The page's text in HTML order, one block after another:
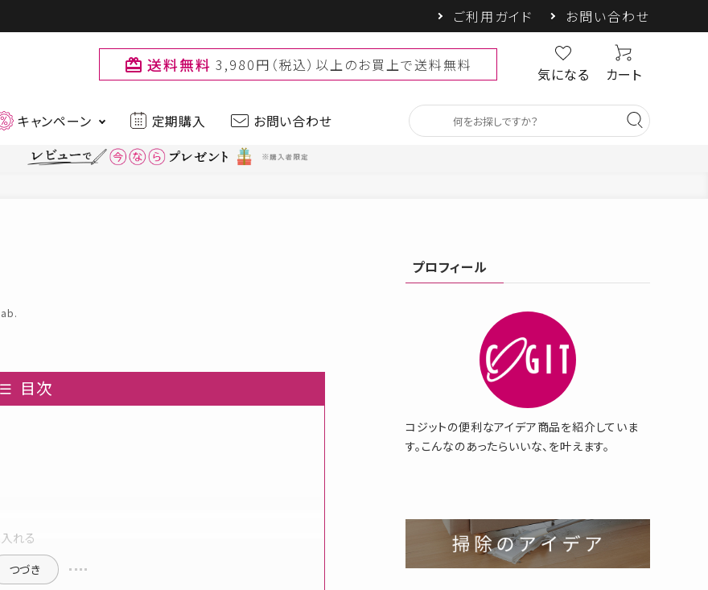
ご利用ガイド お問い合わせ
card_giftcard 送料無料 3,980円（税込）以上のお買上で送料無料 気になる カート
SALEPRECIOUS UV
キャンペーン 定期購入 お問い合わせ
目次
れる
つづき
プロフィール
コジットの便利なアイデア商品を紹介していま
す。こんなのあったらいいな、を叶えます。